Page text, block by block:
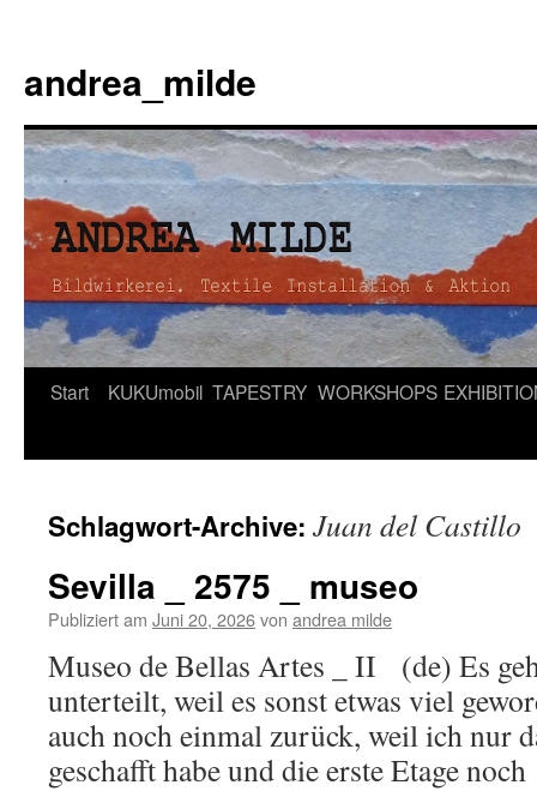
andrea_milde
Zum
Start KUKUmobil TAPESTRY WORKSHOPS
Schlagwort-Archive: Juan del Castillo
Sevilla _ 2575 _ museo
Publiziert am Juni 20, 2026von andrea milde
Museo de Bellas Artes _ II (de) Es
unterteilt, weil es sonst etwas viel
auch noch einmal zurück, weil ich nur
geschafft habe und die erste Etage